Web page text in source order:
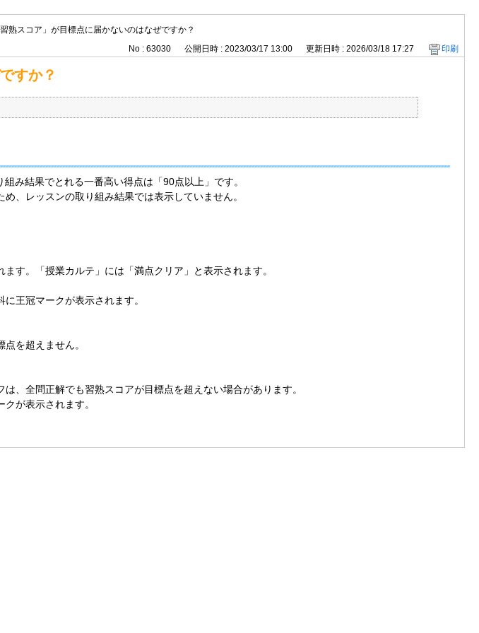
熟スコア」が目標点に届かないのはなぜですか？
No : 63030 公開日時 : 2023/03/17 13:00 更新日時 : 2026/03/18 17:27 印刷
すか？
み結果でとれる一番高い得点は「90点以上」です。
、レッスンの取り組み結果では表示していません。
す。「授業カルテ」には「満点クリア」と表示されます。
王冠マークが表示されます。
を超えません。
、全問正解でも習熟スコアが目標点を超えない場合があります。
が表示されます。